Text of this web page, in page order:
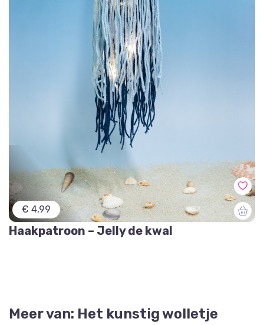
€ 4,99
Haakpatroon – Jelly de kwal
Meer van: Het kunstig wolletje